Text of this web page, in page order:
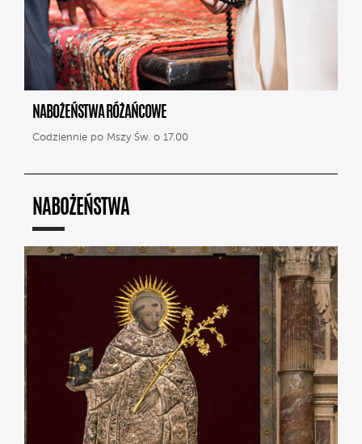
NABOŻEŃSTWA RÓŻAŃCOWE
Codziennie po Mszy Św. o 17.00
NABOŻEŃSTWA